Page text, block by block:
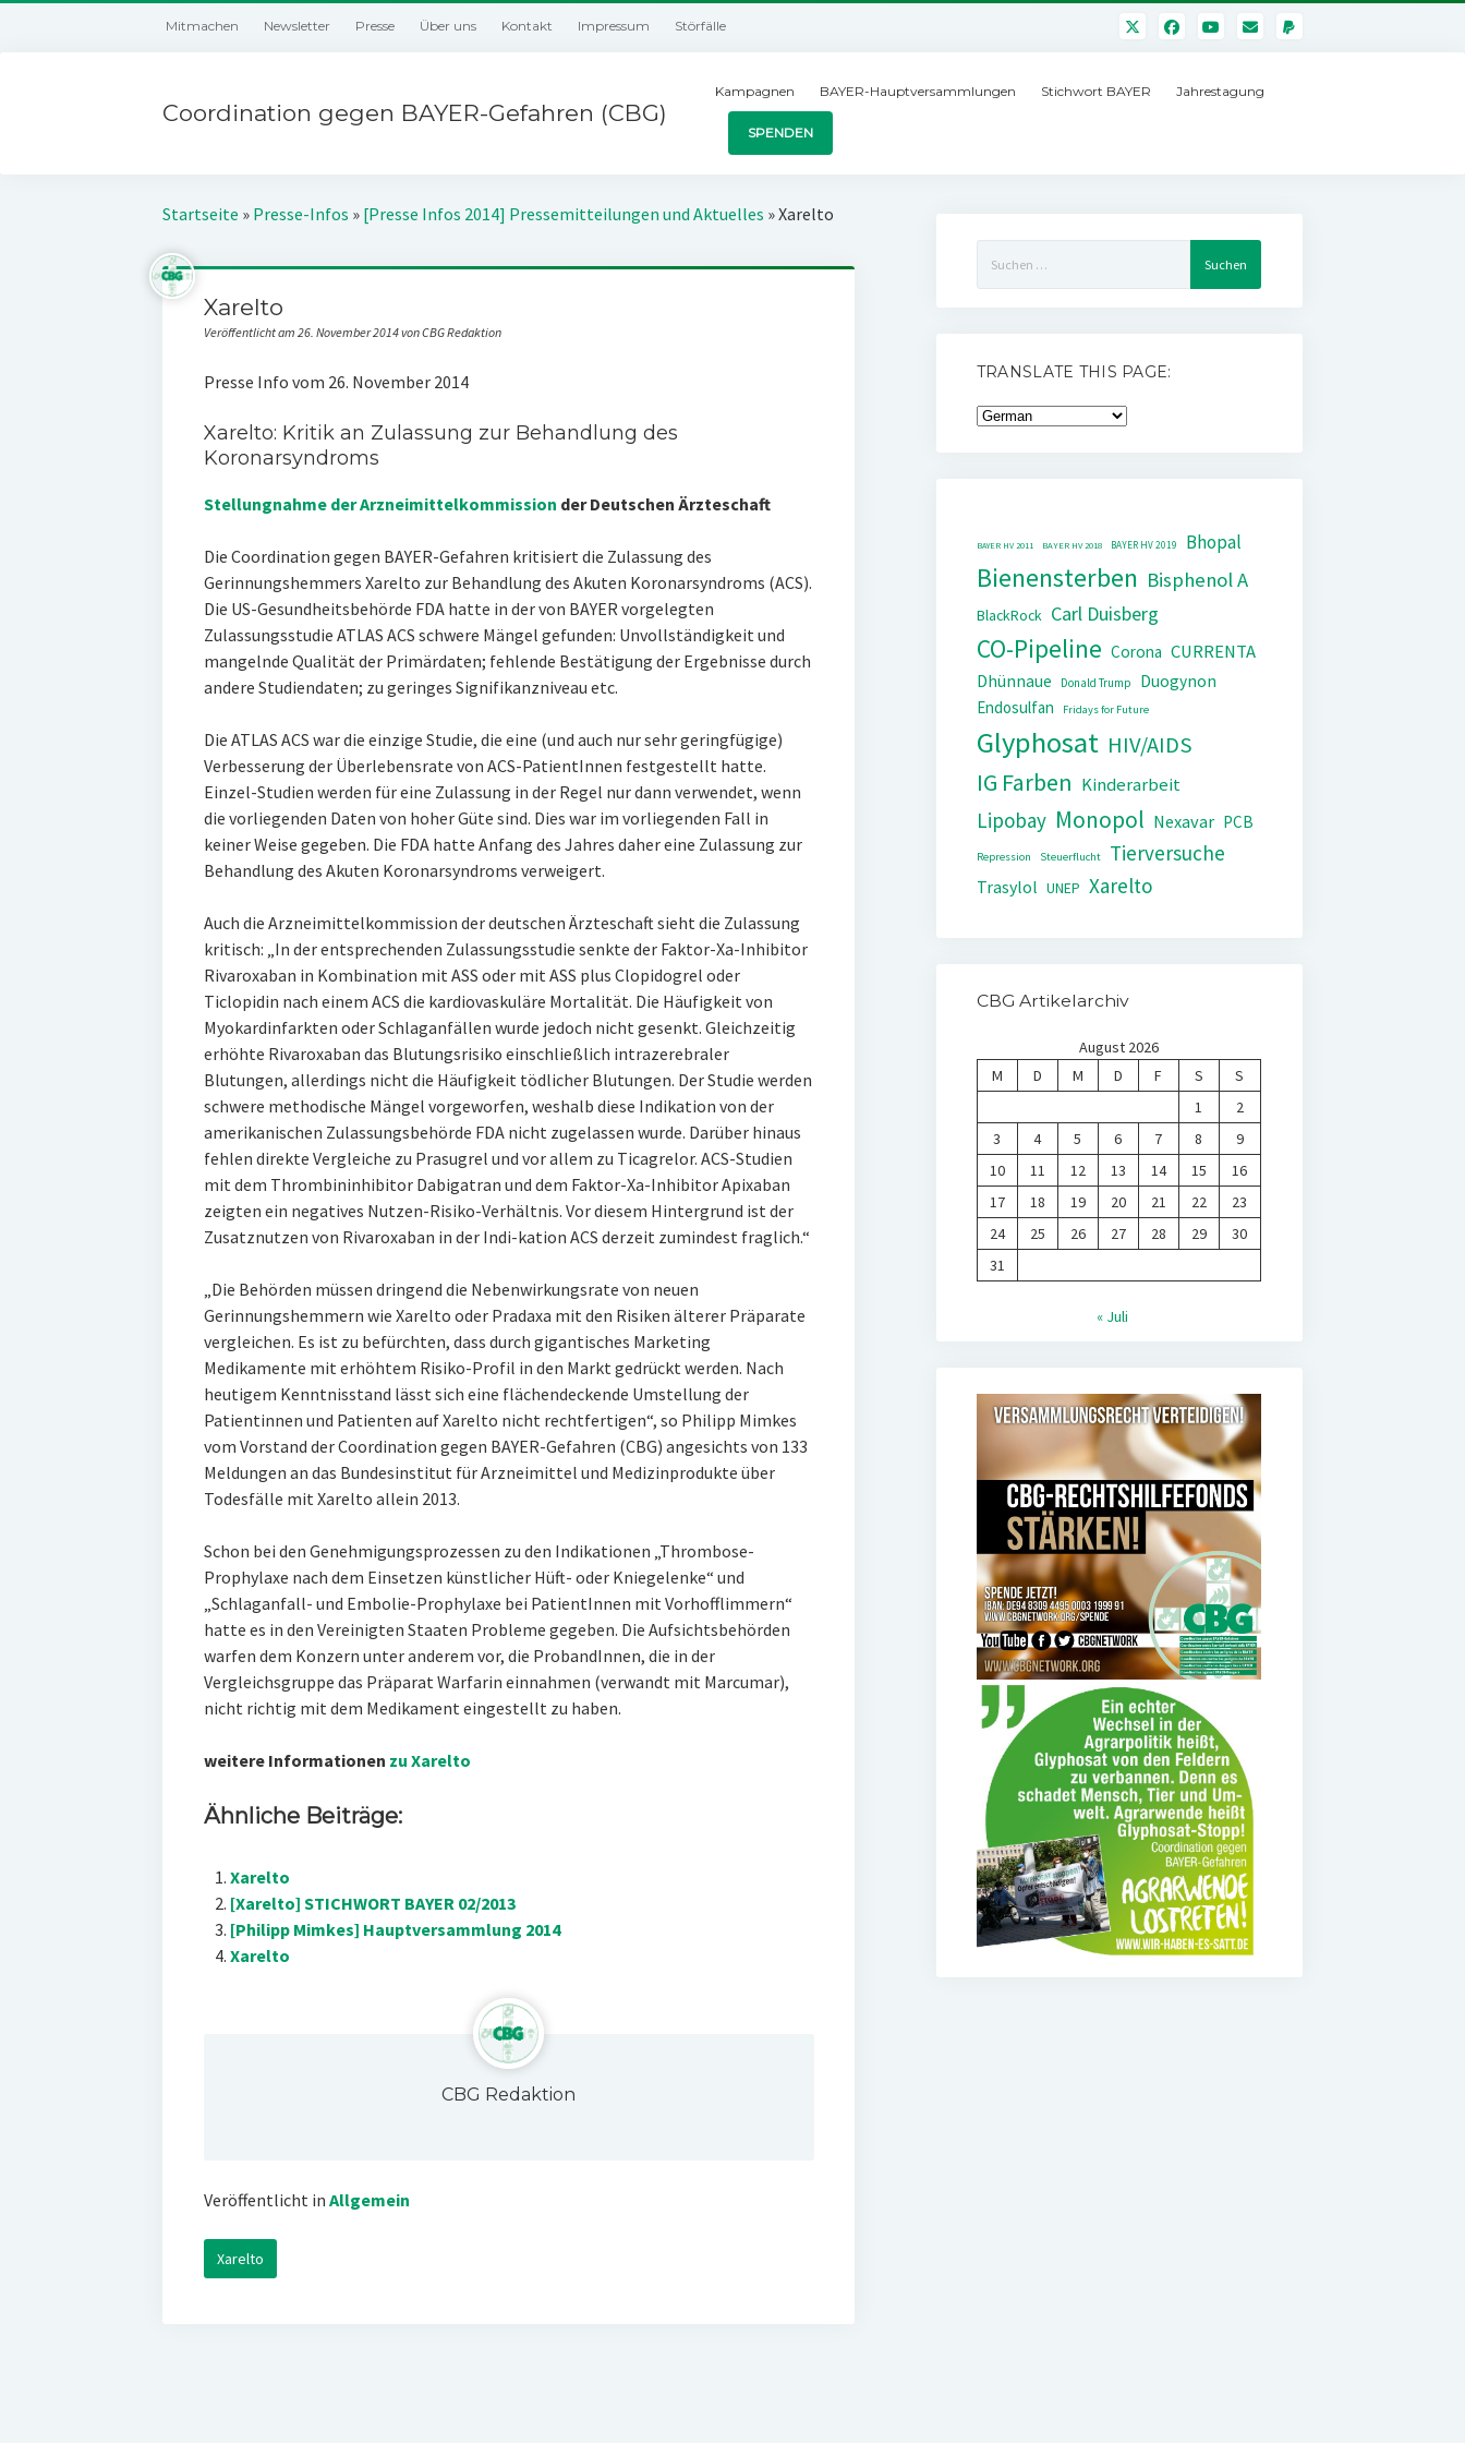
Mitmachen Newsletter Presse Über uns Kontakt Impressum Störfälle
Coordination gegen BAYER-Gefahren (CBG)
Kampagnen BAYER-Hauptversammlungen Stichwort BAYER Jahrestagung
SPENDEN
Startseite » Presse-Infos » [Presse Infos 2014] Pressemitteilungen und Aktuelles »Xarelto
Xarelto
Veröffentlicht am 26. November 2014 von CBG Redaktion
Presse Info vom 26. November 2014
Xarelto: Kritik an Zulassung zur Behandlung des
Koronarsyndroms
Stellungnahme der Arzneimittelkommission der Deutschen Ärzteschaft
Die Coordination gegen BAYER-Gefahren kritisiert die Zulassung des
Gerinnungshemmers Xarelto zur Behandlung des Akuten Koronarsyndroms (ACS).
Die US-Gesundheitsbehörde FDA hatte in der von BAYER vorgelegten
Zulassungsstudie ATLAS ACS schwere Mängel gefunden: Unvollständigkeit und
mangelnde Qualität der Primärdaten; fehlende Bestätigung der Ergebnisse durch
andere Studiendaten; zu geringes Signifikanzniveau etc.
Die ATLAS ACS war die einzige Studie, die eine (und auch nur sehr geringfügige)
Verbesserung der Überlebensrate von ACS-PatientInnen festgestellt hatte.
Einzel-Studien werden für eine Zulassung in der Regel nur dann verwendet, wenn
die vorliegenden Daten von hoher Güte sind. Dies war im vorliegenden Fall in
keiner Weise gegeben. Die FDA hatte Anfang des Jahres daher eine Zulassung zur
Behandlung des Akuten Koronarsyndroms verweigert.
Auch die Arzneimittelkommission der deutschen Ärzteschaft sieht die Zulassung
kritisch: „In der entsprechenden Zulassungsstudie senkte der Faktor-Xa-Inhibitor
Rivaroxaban in Kombination mit ASS oder mit ASS plus Clopidogrel oder
Ticlopidin nach einem ACS die kardiovaskuläre Mortalität. Die Häufigkeit von
Myokardinfarkten oder Schlaganfällen wurde jedoch nicht gesenkt. Gleichzeitig
erhöhte Rivaroxaban das Blutungsrisiko einschließlich intrazerebraler
Blutungen, allerdings nicht die Häufigkeit tödlicher Blutungen. Der Studie werden
schwere methodische Mängel vorgeworfen, weshalb diese Indikation von der
amerikanischen Zulassungsbehörde FDA nicht zugelassen wurde. Darüber hinaus
fehlen direkte Vergleiche zu Prasugrel und vor allem zu Ticagrelor. ACS-Studien
mit dem Thrombininhibitor Dabigatran und dem Faktor-Xa-Inhibitor Apixaban
zeigten ein negatives Nutzen-Risiko-Verhältnis. Vor diesem Hintergrund ist der
Zusatznutzen von Rivaroxaban in der Indi-kation ACS derzeit zumindest fraglich.“
„Die Behörden müssen dringend die Nebenwirkungsrate von neuen
Gerinnungshemmern wie Xarelto oder Pradaxa mit den Risiken älterer Präparate
vergleichen. Es ist zu befürchten, dass durch gigantisches Marketing
Medikamente mit erhöhtem Risiko-Profil in den Markt gedrückt werden. Nach
heutigem Kenntnisstand lässt sich eine flächendeckende Umstellung der
Patientinnen und Patienten auf Xarelto nicht rechtfertigen“, so Philipp Mimkes
vom Vorstand der Coordination gegen BAYER-Gefahren (CBG) angesichts von 133
Meldungen an das Bundesinstitut für Arzneimittel und Medizinprodukte über
Todesfälle mit Xarelto allein 2013.
Schon bei den Genehmigungsprozessen zu den Indikationen „Thrombose-
Prophylaxe nach dem Einsetzen künstlicher Hüft- oder Kniegelenke“ und
„Schlaganfall- und Embolie-Prophylaxe bei PatientInnen mit Vorhofflimmern“
hatte es in den Vereinigten Staaten Probleme gegeben. Die Aufsichtsbehörden
warfen dem Konzern unter anderem vor, die ProbandInnen, die in der
Vergleichsgruppe das Präparat Warfarin einnahmen (verwandt mit Marcumar),
nicht richtig mit dem Medikament eingestellt zu haben.
weitere Informationen zu Xarelto
Ähnliche Beiträge:
Xarelto
[Xarelto] STICHWORT BAYER 02/2013
[Philipp Mimkes] Hauptversammlung 2014
Xarelto
CBG Redaktion
Veröffentlicht in Allgemein
Xarelto
nach:
TRANSLATE THIS PAGE:
BAYER HV 2011 BAYER HV 2018 BAYER HV 2019 Bhopal
Bienensterben Bisphenol A
BlackRock Carl Duisberg
CO-Pipeline Corona CURRENTA
Dhünnaue Donald Trump
Duogynon
Endosulfan
Fridays for Future
Glyphosat HIV/AIDS
IG Farben Kinderarbeit
Lipobay Monopol Nexavar PCB
Repression Steuerflucht Tierversuche
Trasylol UNEP Xarelto
CBG Artikelarchiv
August 2026
M
D M D F S
S
1
2
3
4 5 6 7 8
9
10
11 12 13 14 15
16
17
18 19 20 21 22
23
24
25 26 27 28 29
30
31
« Juli